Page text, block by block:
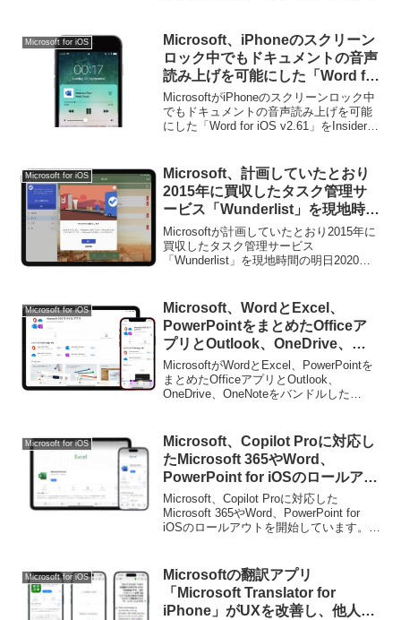
Microsoft for iOS
Microsoft、iPhoneのスクリーン
ロック中でもドキュメントの音声
読み上げを可能にした「Word for
iOS v2.61」をInsider向けにリリ
ース。
MicrosoftがiPhoneのスクリーンロック中
でもドキュメントの音声読み上げを可能
にした「Word for iOS v2.61」をInsider向
Microsoft for iOS
Microsoft、計画していたとおり
2015年に買収したタスク管理サ
ービス「Wunderlist」を現地時間
の明日2020年5月6日に終了。デ
ータ移行は6月30日までに。
Microsoftが計画していたとおり2015年に
買収したタスク管理サービス
「Wunderlist」を現地時間の明日2020年5
Microsoft for iOS
Microsoft、WordとExcel、
PowerPointをまとめたOfficeア
プリとOutlook、OneDrive、
OneNoteをバンドルした
「Microsoft 365 モバイル アプ
リ」をApp Storeでリリース。
MicrosoftがWordとExcel、PowerPointを
まとめたOfficeアプリとOutlook、
OneDrive、OneNoteをバンドルした
Microsoft for iOS
Microsoft、Copilot Proに対応し
たMicrosoft 365やWord、
PowerPoint for iOSのロールアウ
トを開始、Excel for iPadはピボ
ットテーブルの作成と編集に対
応。
Microsoft、Copilot Proに対応した
Microsoft 365やWord、PowerPoint for
iOSのロールアウトを開始しています。詳
Microsoft for iOS
Microsoftの翻訳アプリ
「Microsoft Translator for
iPhone」がUXを改善し、他人と